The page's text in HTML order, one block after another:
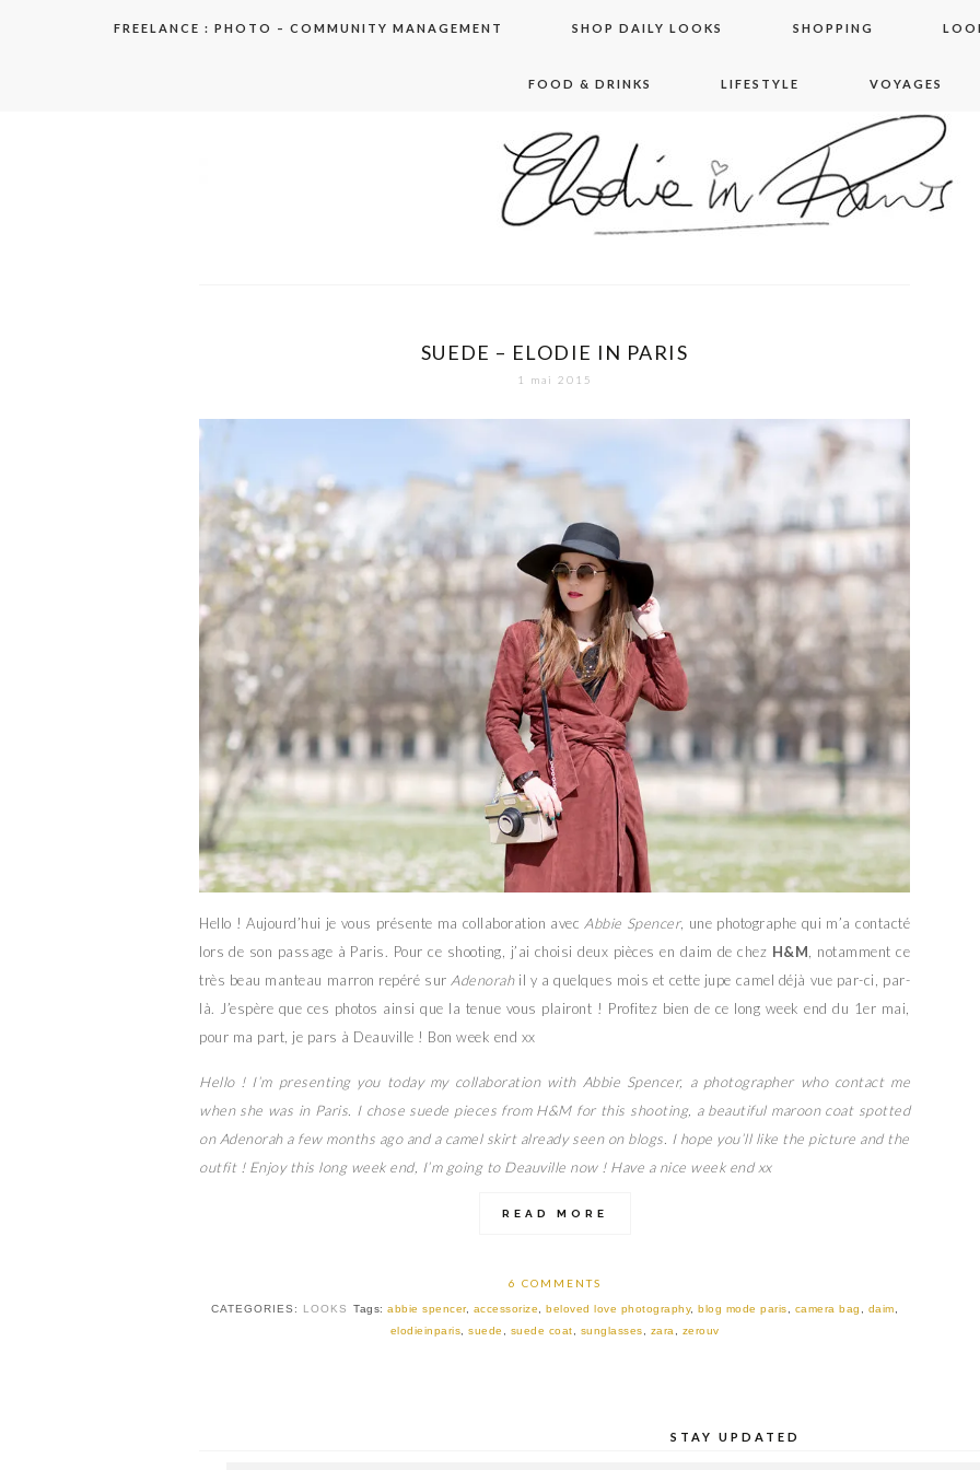
FREELANCE : PHOTO – COMMUNITY MANAGEMENT SHOP DAILY LOOKS SHOPPING
FOOD & DRINKS LIFESTYLE VOYAGES
elodie in paris
SUEDE – ELODIE IN PARIS
1 mai 2015
Hello ! Aujourd’hui je vous présente ma collaboration avecAbbie Spencer, une photographe qui m’a contacté
lors de son passage à Paris. Pour ce shooting, j’ai choisi deux pièces en daim de chez H&M, notamment ce
très beau manteau marron repéré surAdenorahil y a quelques mois et cette jupe camel déjà vue par-ci, par-
là. J’espère que ces photos ainsi que la tenue vous plairont ! Profitez bien de ce long week end du 1er mai,
pour ma part, je pars à Deauville ! Bon week end xx
Hello ! I’m presenting you today my collaboration with Abbie Spencer, a photographer who contact me
when she was in Paris. I chose suede pieces from H&M for this shooting, a beautiful maroon coat spotted
on Adenorah a few months ago and a camel skirt already seen on blogs. I hope you’ll like the picture and the
outfit ! Enjoy this long week end, I’m going to Deauville now ! Have a nice week end xx
READ MORE
6 COMMENTS
CATEGORIES: LOOKS Tags: abbie spencer, accessorize, beloved love photography, blog mode paris, camera bag , daim,
elodieinparis, suede , suede coat, sunglasses, zara, zerouv
STAY UPDATED